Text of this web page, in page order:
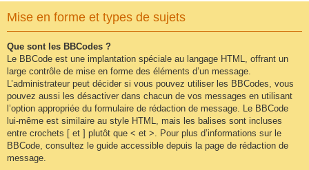
Mise en forme et types de sujets
Que sont les BBCodes ?
Le BBCode est une implantation spéciale au langage HTML, offrant un
large contrôle de mise en forme des éléments d’un message.
L’administrateur peut décider si vous pouvez utiliser les BBCodes, vous
pouvez aussi les désactiver dans chacun de vos messages en utilisant
l’option appropriée du formulaire de rédaction de message. Le BBCode
lui-même est similaire au style HTML, mais les balises sont incluses
entre crochets [ et ] plutôt que < et >. Pour plus d’informations sur le
BBCode, consultez le guide accessible depuis la page de rédaction de
message.